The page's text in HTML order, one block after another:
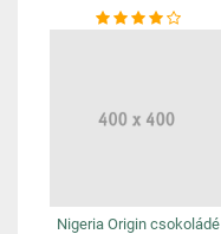
Nigeria Origin csokoládé